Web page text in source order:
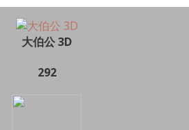
大伯公 3D
292